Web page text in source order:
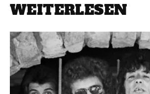
WEITERLESEN